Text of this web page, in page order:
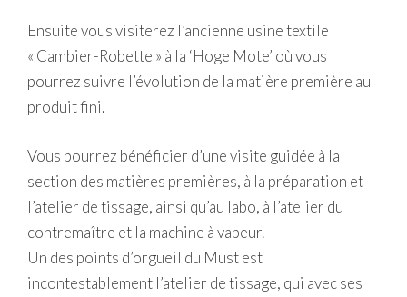
Ensuite vous visiterez l’ancienne usine textile
« Cambier-Robette » à la ‘Hoge Mote’ où vous
pourrez suivre l’évolution de la matière première au
produit fini.
Vous pourrez bénéficier d’une visite guidée à la
section des matières premières, à la préparation et
l’atelier de tissage, ainsi qu’au labo, à l’atelier du
contremaître et la machine à vapeur.
Un des points d’orgueil du Must est
incontestablement l’atelier de tissage, qui avec ses